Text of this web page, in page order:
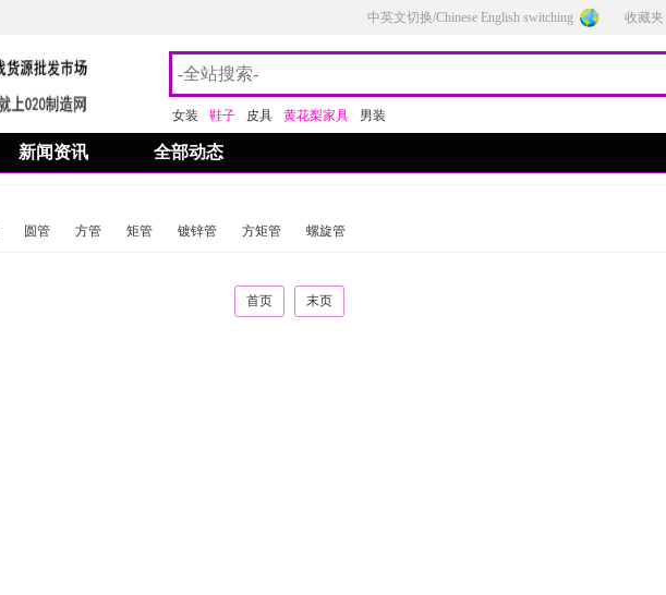
中英文切换/Chinese English switching 收藏夹
女装 鞋子 皮具 黄花梨家具 男装
新闻资讯 全部动态
圆管 方管 矩管 镀锌管 方矩管 螺旋管
首页 末页